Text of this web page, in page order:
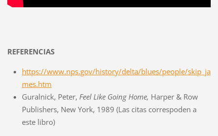
REFERENCIAS
https://www.nps.gov/history/delta/blues/people/skip_ja
mes.htm
Guralnick, Peter, Feel Like Going Home, Harper & Row
Publishers, New York, 1989 (Las citas correspoden a
este libro)